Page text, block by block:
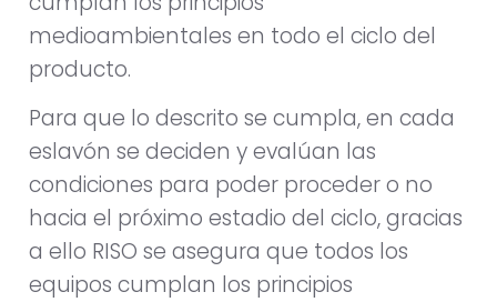
medioambientales en todo el ciclo del
producto.
Para que lo descrito se cumpla, en cada
eslavón se deciden y evalúan las
condiciones para poder proceder o no
hacia el próximo estadio del ciclo, gracias
a ello RISO se asegura que todos los
equipos cumplan los principios